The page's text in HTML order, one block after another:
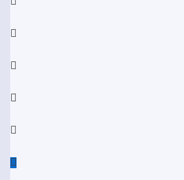
YouTube
Telegram
Instagram
Twitter
Google